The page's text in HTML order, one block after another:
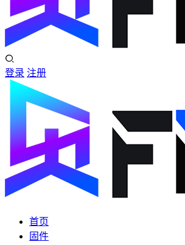
登录 注册
首页
固件